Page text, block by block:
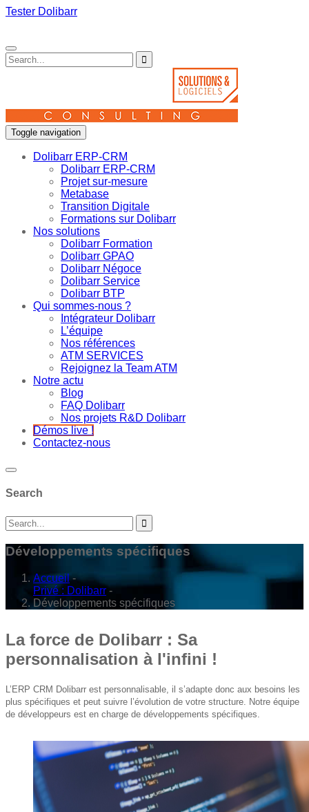
Tester Dolibarr
Toggle navigation
Dolibarr ERP-CRM
Dolibarr ERP-CRM
Projet sur-mesure
Metabase
Transition Digitale
Formations sur Dolibarr
Nos solutions
Dolibarr Formation
Dolibarr GPAO
Dolibarr Négoce
Dolibarr Service
Dolibarr BTP
Qui sommes-nous ?
Intégrateur Dolibarr
L’équipe
Nos références
ATM SERVICES
Rejoignez la Team ATM
Notre actu
Blog
FAQ Dolibarr
Nos projets R&D Dolibarr
Démos live !
Contactez-nous
Search
Développements spécifiques
Accueil -
Privé : Dolibarr -
Développements spécifiques
La force de Dolibarr : Sa
personnalisation à l'infini !
L’ERP CRM Dolibarr est personnalisable, il s’adapte donc aux besoins les
plus spécifiques et peut suivre l’évolution de votre structure. Notre équipe
de développeurs est en charge de développements spécifiques.